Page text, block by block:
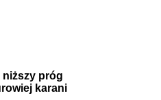
niższy próg
karani